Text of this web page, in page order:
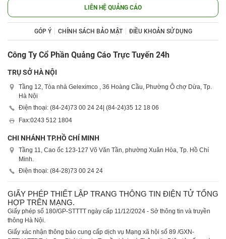
LIÊN HỆ QUẢNG CÁO
GÓP Ý CHÍNH SÁCH BẢO MẬT ĐIỀU KHOẢN SỬ DỤNG
Công Ty Cổ Phần Quảng Cáo Trực Tuyến 24h
TRỤ SỞ HÀ NỘI
Tầng 12, Tòa nhà Geleximco , 36 Hoàng Cầu, Phường Ô chợ Dừa, Tp.
Hà Nội
Điện thoại: (84-24)73 00 24 24 | (84-24)35 12 18 06
Fax:0243 512 1804
CHI NHÁNH TP.HỒ CHÍ MINH
Tầng 11, Cao ốc 123-127 Võ Văn Tần, phường Xuân Hòa, Tp. Hồ Chí
Minh.
Điện thoại: (84-28)73 00 24 24
GIẤY PHÉP THIẾT LẬP TRANG THÔNG TIN ĐIỆN TỬ TỔNG
HỢP TRÊN MẠNG.
Giấy phép số 180/GP-STTTT ngày cấp 11/12/2024 - Sở thông tin và truyền
thông Hà Nội.
Giấy xác nhận thông báo cung cấp dịch vụ Mạng xã hội số 89 /GXN-